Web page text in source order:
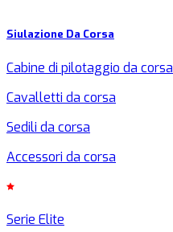
Siulazione Da Corsa
Cabine di pilotaggio da corsa
Cavalletti da corsa
Sedili da corsa
Accessori da corsa
Serie Elite